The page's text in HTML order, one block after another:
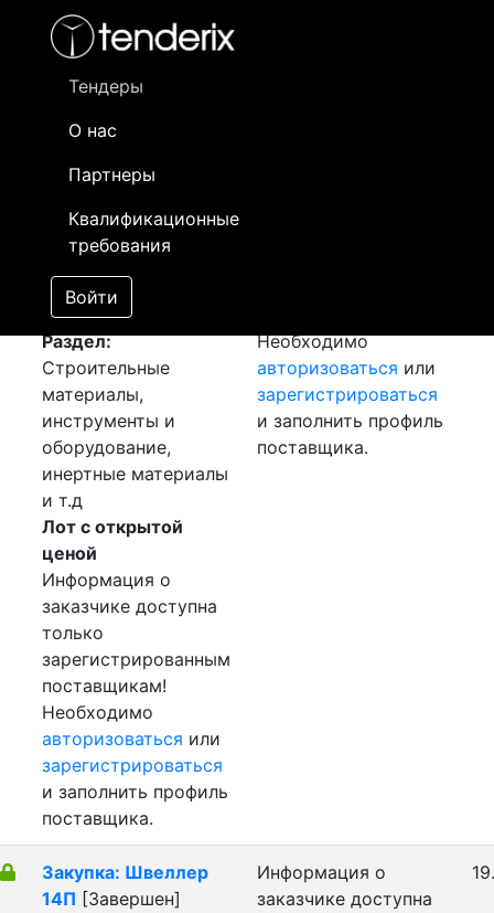
Тендеры
О нас
Партнеры
Квалификационные
требования
Войти
- активный лот
- сохраненный лот (не опубликован)
Закупка: Труба ПЭ
[Завершен]
Лот №:
АУКЦИОН (покупка
товара)
Раздел:
Строительные
материалы,
инструменты и
оборудование,
инертные материалы
и т.д
Лот с открытой
ценой
Информация о
заказчике доступна
только
зарегистрированным
поставщикам!
Необходимо
авторизоваться или
зарегистрироваться
и заполнить профиль
поставщика.
Необходимо
авторизоваться или
зарегистрироваться
и заполнить профиль
поставщика.
Закупка: Швеллер
14П [Завершен]
Информация о
заказчике доступна